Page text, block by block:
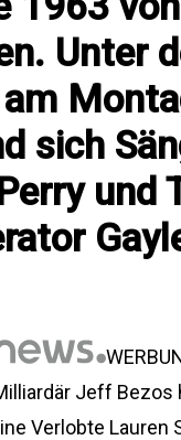
Unter
sich
und
Jeff Bezos
Verlobte Lauren